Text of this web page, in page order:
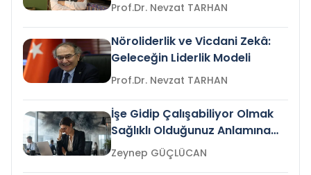
Prof.Dr. Nevzat TARHAN
Nöroliderlik ve Vicdani Zekâ:
Geleceğin Liderlik Modeli
Prof.Dr. Nevzat TARHAN
İşe Gidip Çalışabiliyor Olmak
Sağlıklı Olduğunuz Anlamına
Gelir mi?Zeynep GÜÇLÜCAN